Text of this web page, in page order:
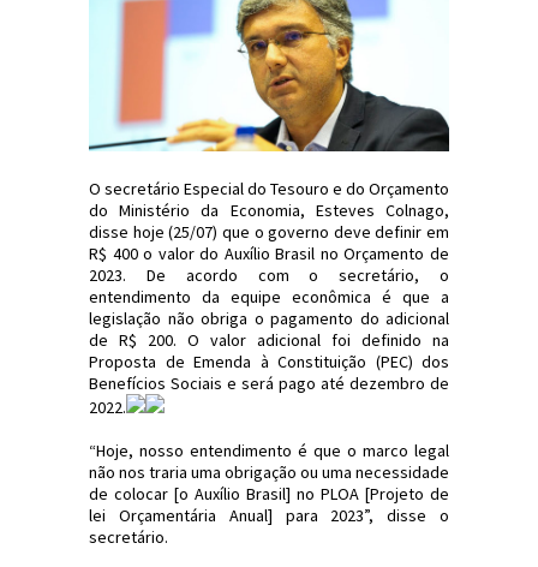
O secretário Especial do Tesouro e do Orçamento
do Ministério da Economia, Esteves Colnago,
disse hoje (25/07) que o governo deve definir em
R$ 400 o valor do Auxílio Brasil no Orçamento de
2023. De acordo com o secretário, o
entendimento da equipe econômica é que a
legislação não obriga o pagamento do adicional
de R$ 200. O valor adicional foi definido na
Proposta de Emenda à Constituição (PEC) dos
Benefícios Sociais e será pago até dezembro de
2022.
“Hoje, nosso entendimento é que o marco legal
não nos traria uma obrigação ou uma necessidade
de colocar [o Auxílio Brasil] no PLOA [Projeto de
lei Orçamentária Anual] para 2023”, disse o
secretário.